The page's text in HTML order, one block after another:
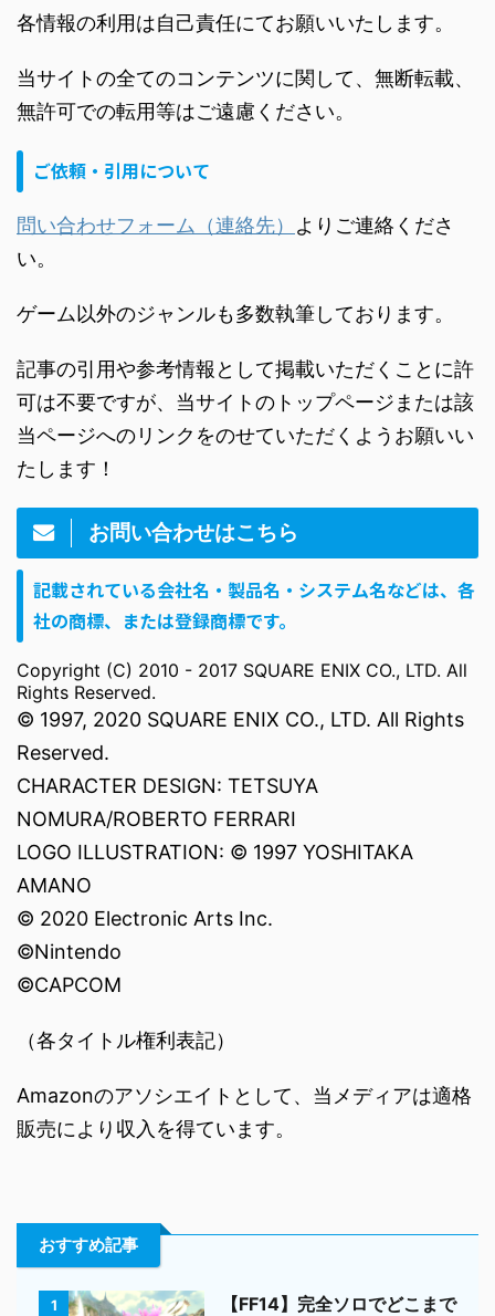
各情報の利用は自己責任にてお願いいたします。
当サイトの全てのコンテンツに関して、無断転載、
無許可での転用等はご遠慮ください。
ご依頼・引用について
問い合わせフォーム（連絡先） よりご連絡くださ
い。
ゲーム以外のジャンルも多数執筆しております。
記事の引用や参考情報として掲載いただくことに許
可は不要ですが、当サイトのトップページまたは該
当ページへのリンクをのせていただくようお願いい
たします！
お問い合わせはこちら
記載されている会社名・製品名・システム名などは、各
社の商標、または登録商標です。
Copyright (C) 2010 - 2017 SQUARE ENIX CO., LTD. All
Rights Reserved.
© 1997, 2020 SQUARE ENIX CO., LTD. All Rights
Reserved.
CHARACTER DESIGN: TETSUYA
NOMURA/ROBERTO FERRARI
LOGO ILLUSTRATION: © 1997 YOSHITAKA
AMANO
© 2020 Electronic Arts Inc.
©Nintendo
©CAPCOM
（各タイトル権利表記）
Amazonのアソシエイトとして、当メディアは適格
販売により収入を得ています。
おすすめ記事
1
【FF14】完全ソロでどこまで